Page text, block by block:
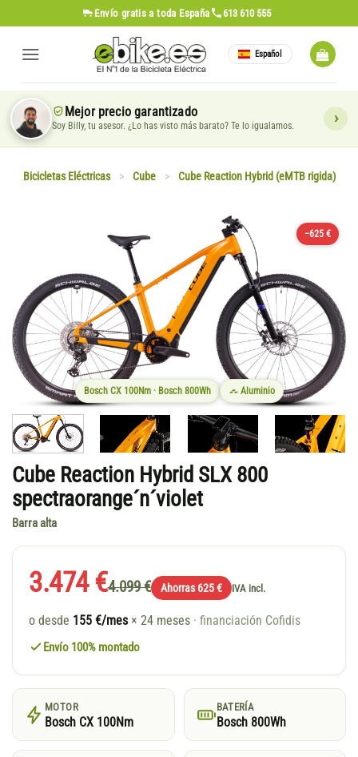
al
contenido
Envío gratis a toda España 613 610 555
Español
Mejor precio garantizado
Soy Billy, tu asesor. ¿Lo has visto más barato? Te lo igualamos.
Bicicletas Eléctricas > Cube > Cube Reaction Hybrid (eMTB rigida)
−625 €
Bosch CX 100Nm · Bosch 800Wh Aluminio
Cube Reaction Hybrid SLX 800
spectraorange´n´violet
Barra alta
3.474 €4.099 € Ahorras 625 € IVA incl.
o desde 155 €/mes × 24 meses · financiación Cofidis
Envío 100% montado
MOTOR
Bosch CX 100Nm
BATERÍA
Bosch 800Wh